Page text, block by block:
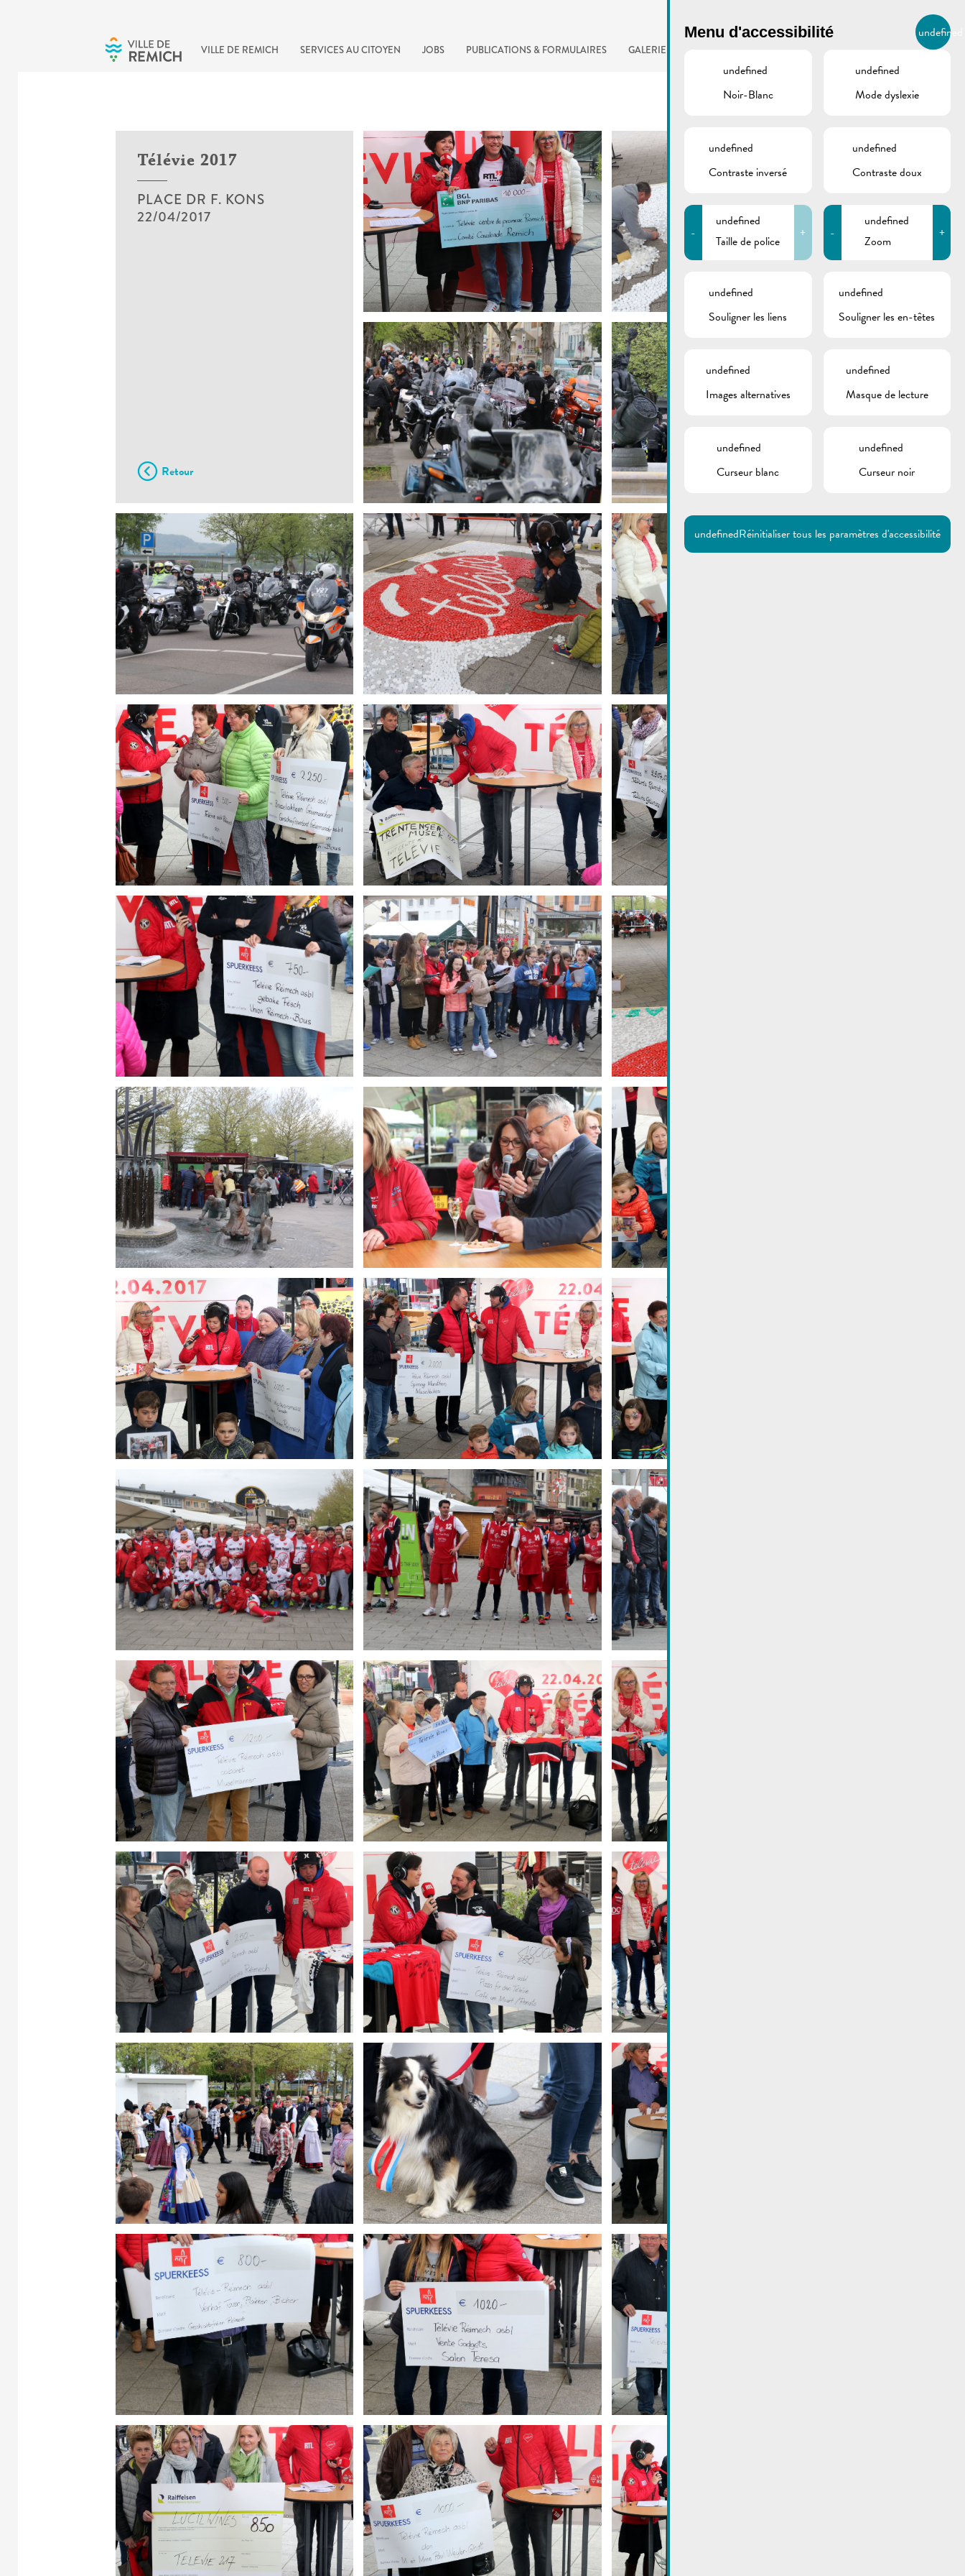
VILLE DE REMICH SERVICES AU CITOYEN JOBS PUBLICATIONS & FORMULAIRES GALERIE FR
BIERGER.REMICH.LU
Télévie 2017
PLACE DR F. KONS
22/04/2017
Retour
recherche rapide
Menu d'accessibilité undefined
undefined
Noir-Blanc
undefined
Mode dyslexie
undefined
Contraste inversé
undefined
Contraste doux
-
undefined
Taille de police
+ -
undefined
Zoom
+
undefined
Souligner les liens
undefined
Souligner les en-têtes
undefined
Images alternatives
undefined
Masque de lecture
undefined
Curseur blanc
undefined
Curseur noir
undefinedRéinitialiser tous les paramètres d'accessibilité